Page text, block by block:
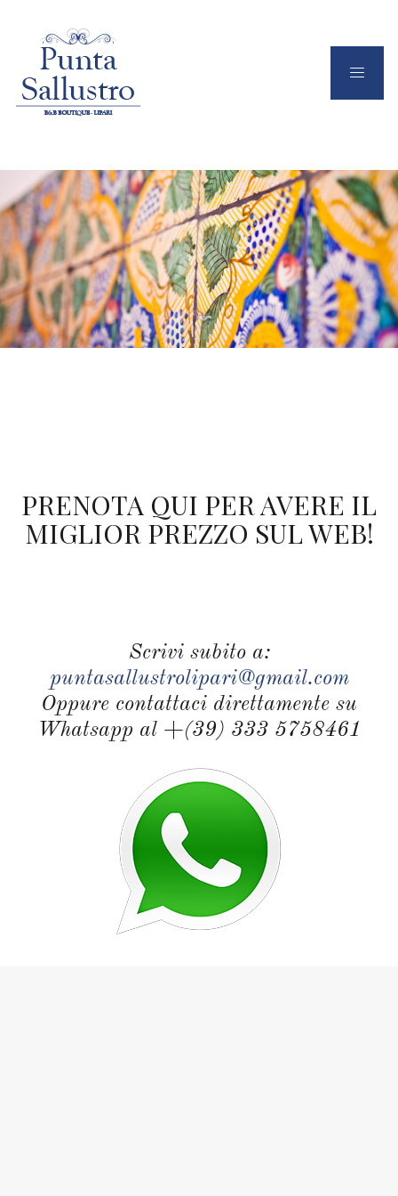
PRENOTA QUI PER AVERE IL
MIGLIOR PREZZO SUL WEB!
Scrivi subito a:
puntasallustrolipari@gmail.com
Oppure contattaci direttamente su
Whatsapp al +(39) 333 5758461